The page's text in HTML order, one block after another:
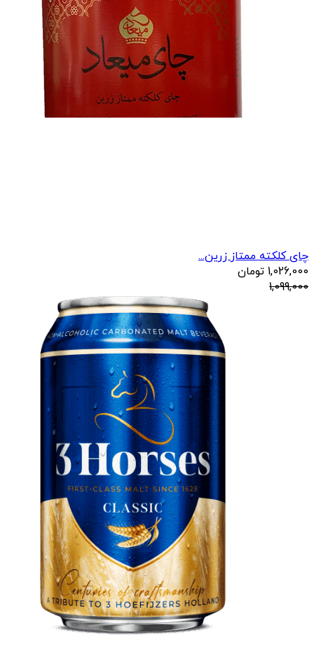
چای کلکته ممتاز زرین...
1,026,000 تومان
1,099,000